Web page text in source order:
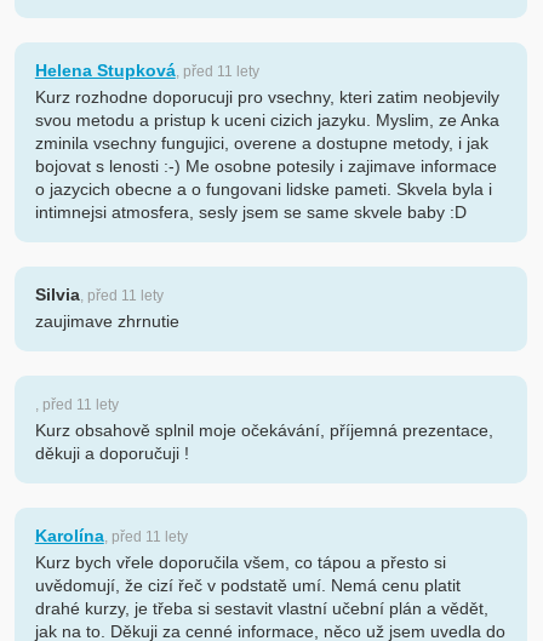
Helena Stupková, před 11 lety
Kurz rozhodne doporucuji pro vsechny, kteri zatim neobjevily
svou metodu a pristup k uceni cizich jazyku. Myslim, ze Anka
zminila vsechny fungujici, overene a dostupne metody, i jak
bojovat s lenosti :-) Me osobne potesily i zajimave informace
o jazycich obecne a o fungovani lidske pameti. Skvela byla i
intimnejsi atmosfera, sesly jsem se same skvele baby :D
Silvia, před 11 lety
zaujimave zhrnutie
, před 11 lety
Kurz obsahově splnil moje očekávání, příjemná prezentace,
děkuji a doporučuji !
Karolína, před 11 lety
Kurz bych vřele doporučila všem, co tápou a přesto si
uvědomují, že cizí řeč v podstatě umí. Nemá cenu platit
drahé kurzy, je třeba si sestavit vlastní učební plán a vědět,
jak na to. Děkuji za cenné informace, něco už jsem uvedla do